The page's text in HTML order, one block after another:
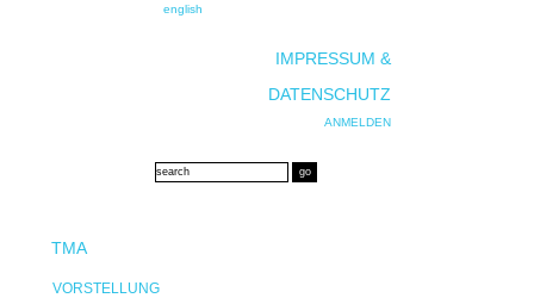
english
IMPRESSUM &
DATENSCHUTZ
ANMELDEN
TMA
VORSTELLUNG